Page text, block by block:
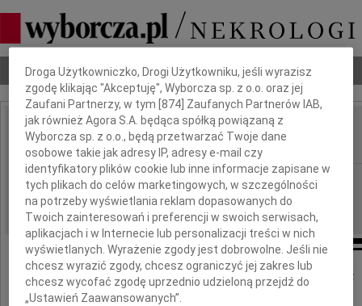
Nekrologi Odeszli Poradnik pogrzebowy
IMIĘ I NAZWISKO: Andrzej Biesiada
REGION: Kielce
DATA EMISJI: 14.06.2017
Z wielkim smutkiem przyjęliśmy wiadomość
o śmierci
Dbamy o Twoją prywatność
Droga Użytkowniczko, Drogi Użytkowniku, jeśli wyrazisz
zgodę klikając "Akceptuję", Wyborcza sp. z o.o. oraz jej
Zaufani Partnerzy, w tym [874 ] Zaufanych Partnerów IAB,
jak również Agora S.A. będąca spółką powiązaną z
Wyborcza sp. z o.o., będą przetwarzać Twoje dane
osobowe takie jak adresy IP, adresy e-mail czy
identyfikatory plików cookie lub inne informacje zapisane w
tych plikach do celów marketingowych, w szczególności
na potrzeby wyświetlania reklam dopasowanych do
Twoich zainteresowań i preferencji w swoich serwisach,
aplikacjach i w Internecie lub personalizacji treści w nich
wyświetlanych. Wyrażenie zgody jest dobrowolne. Jeśli nie
chcesz wyrazić zgody, chcesz ograniczyć jej zakres lub
chcesz wycofać zgodę uprzednio udzieloną przejdź do
„Ustawień Zaawansowanych”.